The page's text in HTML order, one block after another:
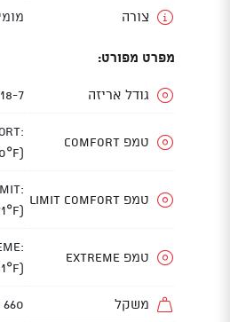
צורה
מפרט מפורט:
גודל אריזה 43-
טמפ COMFORT
טמפ LIMIT COMFORT
טמפ EXTREME
משקל 660 גרם